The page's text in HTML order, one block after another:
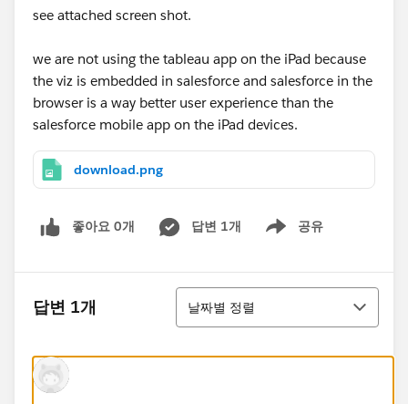
see attached screen shot.
we are not using the tableau app on the iPad because
the viz is embedded in salesforce and salesforce in the
browser is a way better user experience than the
salesforce mobile app on the iPad devices.
download.png
좋아요 0개 답변 1개 공유
Show menu
답변 1개
정렬
날짜별 정렬